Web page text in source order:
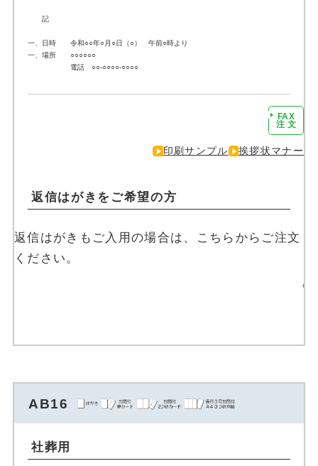
記
一、日時 令和○○年○月○日（○） 午前○時より
一、場所 ○○○○○○
電話 ○○-○○○○-○○○○
FAX
注 文
印刷サンプル 挨拶状マナー
返信はがきをご希望の方
返信はがきもご入用の場合は、こちらからご注文
ください。
AB16
社葬用